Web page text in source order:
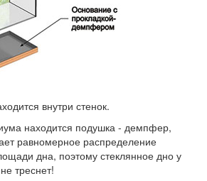
внутри стенок.
находится подушка - демпфер,
равномерное распределение
дна, поэтому стеклянное дно у
треснет!